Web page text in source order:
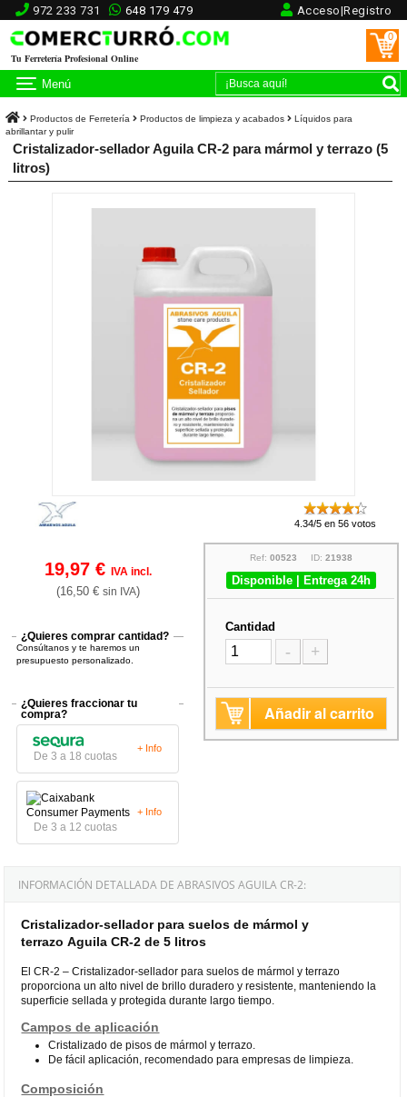
972 233 731 648 179 479 Acceso|Registro
Tu Ferretería Profesional Online
0
Menú
Productos de Ferretería Productos de limpieza y acabados
Líquidos para
abrillantar y pulir
Cristalizador-sellador Aguila CR-2 para mármol y terrazo (5
litros)
4.34/5 en 56 votos
19,97 € IVA incl.
(16,50 € sin IVA)
¿Quieres comprar cantidad?
Consúltanos y te haremos un
presupuesto personalizado.
¿Quieres fraccionar tu
compra?
De 3 a 18 cuotas
+ Info
De 3 a 12 cuotas
+ Info
Ref: 00523 ID: 21938
Disponible | Entrega 24h
Cantidad
- +
Añadir al carrito
INFORMACIÓN DETALLADA DE ABRASIVOS AGUILA CR-2:
Cristalizador-sellador para suelos de mármol y
terrazo Aguila CR-2 de 5 litros
El CR-2 – Cristalizador-sellador para suelos de mármol y terrazo
proporciona un alto nivel de brillo duradero y resistente, manteniendo la
superficie sellada y protegida durante largo tiempo.
Campos de aplicación
Cristalizado de pisos de mármol y terrazo.
De fácil aplicación, recomendado para empresas de limpieza.
Composición